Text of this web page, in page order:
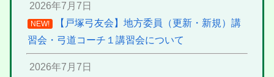
2026年7月7日
NEW!
【戸塚弓友会】地方委員（更新・新規）講
習会・弓道コーチ１講習会について
2026年7月7日